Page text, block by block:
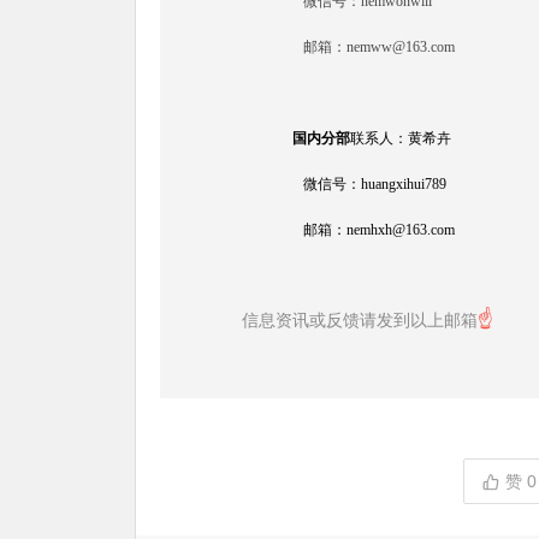
邮箱： nemww@163.com
国内分部联系人：黄希卉
微信号：huangxihui789
邮箱： nemhxh@163.com
信息资讯或反馈请发到以上邮箱☝
赞 0